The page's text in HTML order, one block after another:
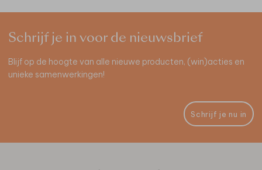
Schrijf je in voor de nieuwsbrief
Blijf op de hoogte van alle nieuwe producten, (win)acties en
unieke samenwerkingen!
Schrijf je nu in